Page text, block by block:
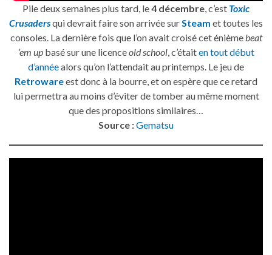
Pile deux semaines plus tard, le4 décembre , c’est Toxic
Crusadersqui devrait faire son arrivée sur Steam et toutes les
consoles. La dernière fois que l’on avait croisé cet énième beat
’em upbasé sur une licenceold school, c’étaiten tout début
d’annéealors qu’on l’attendait au printemps. Le jeu de
Retrowareest donc à la bourre, et on espère que ce retard
lui permettra au moins d’éviter de tomber au même moment
que des propositions similaires…
Source :Gematsu